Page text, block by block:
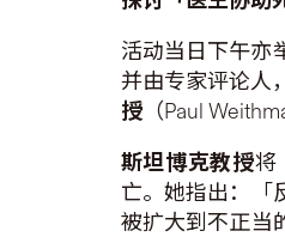
活动当日下午亦
并由专家评论人
授（Paul
斯坦博克教授将
亡。她指出：「
被扩大到不正当